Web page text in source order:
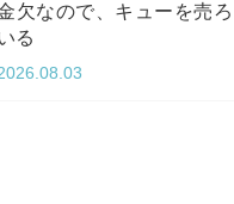
欠なので、キューを売
る